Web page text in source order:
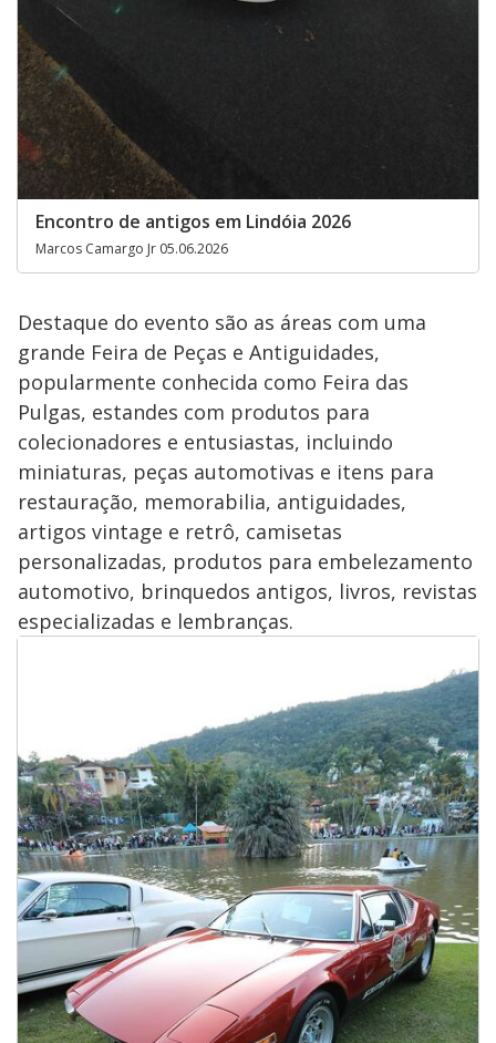
Encontro de antigos em Lindóia 2026
Marcos Camargo Jr 05.06.2026
Destaque do evento são as áreas com uma
grande Feira de Peças e Antiguidades,
popularmente conhecida como Feira das
Pulgas, estandes com produtos para
colecionadores e entusiastas, incluindo
miniaturas, peças automotivas e itens para
restauração, memorabilia, antiguidades,
artigos vintage e retrô, camisetas
personalizadas, produtos para embelezamento
automotivo, brinquedos antigos, livros, revistas
especializadas e lembranças.